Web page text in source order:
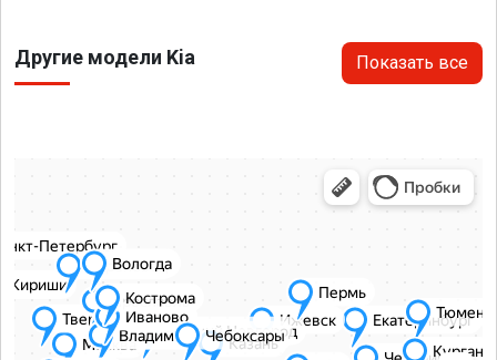
Другие модели Kia Показать все